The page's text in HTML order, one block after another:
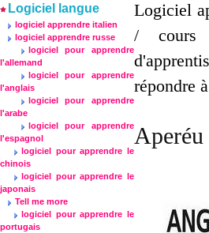
Logiciel langue
logiciel apprendre italien
logiciel apprendre russe
logiciel pour apprendre
l'allemand
logiciel pour apprendre
l'anglais
logiciel pour apprendre
l'arabe
logiciel pour apprendre
l'espagnol
logiciel pour apprendre le
chinois
logiciel pour apprendre le
japonais
Tell me more
logiciel pour apprendre le
portugais
Logiciel
/ cours
répondre
Aperéu